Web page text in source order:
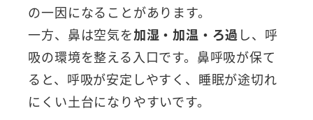
の一因になることがあります。
一方、鼻は空気を加湿・加温・ろ過し、呼
吸の環境を整える入口です。鼻呼吸が保て
ると、呼吸が安定しやすく、睡眠が途切れ
にくい土台になりやすいです。